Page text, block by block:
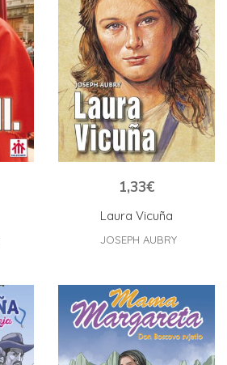
Laura Vicuña
1,33€
JOSEPH AUBRY